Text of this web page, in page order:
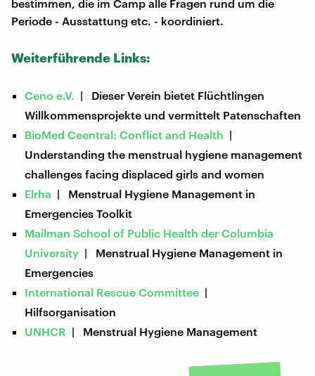
bestimmen, die im Camp alle Fragen rund um die
Periode - Ausstattung etc. - koordiniert.
Weiterführende Links:
Ceno e.V. | Dieser Verein bietet Flüchtlingen
Willkommensprojekte und vermittelt Patenschaften
BioMed Ceentral: Conflict and Health |
Understanding the menstrual hygiene management
challenges facing displaced girls and women
Elrha | Menstrual Hygiene Management in
Emergencies Toolkit
Mailman School of Public Health der Columbia
University | Menstrual Hygiene Management in
Emergencies
International Rescue Committee |
Hilfsorganisation
UNHCR | Menstrual Hygiene Management